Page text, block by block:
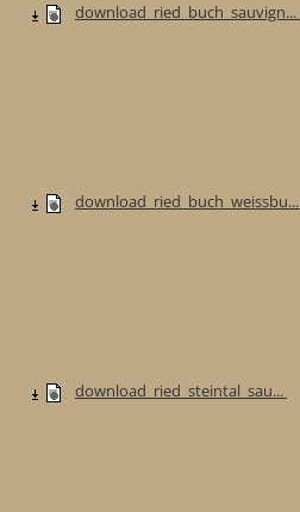
download_ried_buch_sauvign...
download_ried_buch_weissbu...
download_ried_steintal_sau...